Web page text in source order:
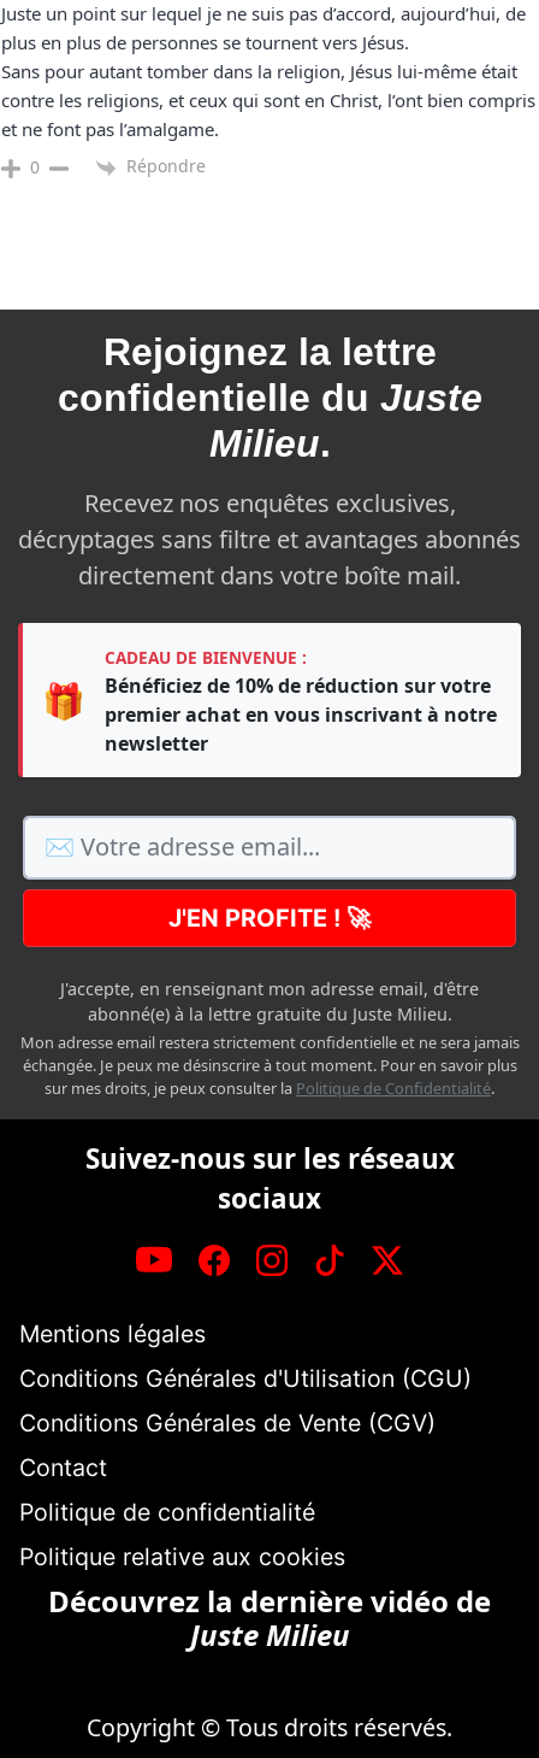
Juste un point sur lequel je ne suis pas d’accord, aujourd’hui, de
plus en plus de personnes se tournent vers Jésus.
Sans pour autant tomber dans la religion, Jésus lui-même était
contre les religions, et ceux qui sont en Christ, l’ont bien compris
et ne font pas l’amalgame.
0 Répondre
Rejoignez la lettre
confidentielle du Juste
Milieu.
Recevez nos enquêtes exclusives,
décryptages sans filtre et avantages abonnés
directement dans votre boîte mail.
🎁
CADEAU DE BIENVENUE :
Bénéficiez de 10% de réduction sur votre
premier achat en vous inscrivant à notre
newsletter
J'EN PROFITE ! 🚀
J'accepte, en renseignant mon adresse email, d'être
abonné(e) à la lettre gratuite du Juste Milieu.
Mon adresse email restera strictement confidentielle et ne sera jamais
échangée. Je peux me désinscrire à tout moment. Pour en savoir plus
sur mes droits, je peux consulter la Politique de Confidentialité.
Suivez-nous sur les réseaux
sociaux
Mentions légales
Conditions Générales d'Utilisation (CGU)
Conditions Générales de Vente (CGV)
Contact
Politique de confidentialité
Politique relative aux cookies
Découvrez la dernière vidéo de
Juste Milieu
Copyright © Tous droits réservés.